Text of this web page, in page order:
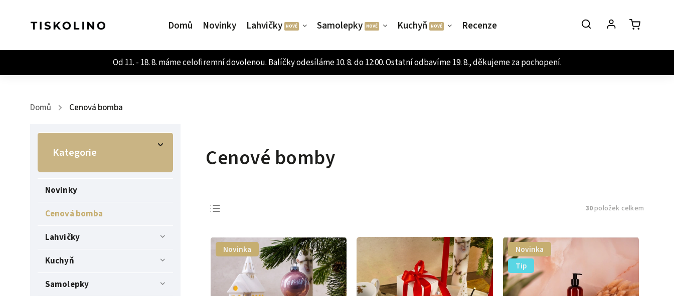
Domů Novinky Lahvičky Samolepky Kuchyň Recenze
Domů / Cenová bomba
Kategorie
Novinky
Cenová bomba
Lahvičky
Kuchyň
Samolepky
Cenové bomby
Nejlevnější
Nejdražší
Nejprodávanější
Abecedně
30položek celkem
Novinka
Novinka
Tip